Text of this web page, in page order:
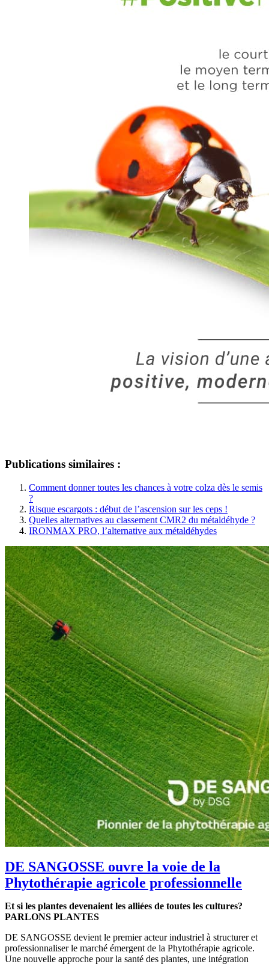
Publications similaires :
Comment donner toutes les chances à votre colza dès le semis
?
Risque escargots : début de l’ascension sur les ceps !
Quelles alternatives au classement CMR2 du métaldéhyde ?
IRONMAX PRO, l’alternative aux métaldéhydes
DE SANGOSSE ouvre la voie de la
Phytothérapie agricole professionnelle
Et si les plantes devenaient les alliées de toutes les cultures?
PARLONS PLANTES
DE SANGOSSE devient le premier acteur industriel à structurer et
professionnaliser le marché émergent de la Phytothérapie agricole.
Une nouvelle approche pour la santé des plantes, une intégration